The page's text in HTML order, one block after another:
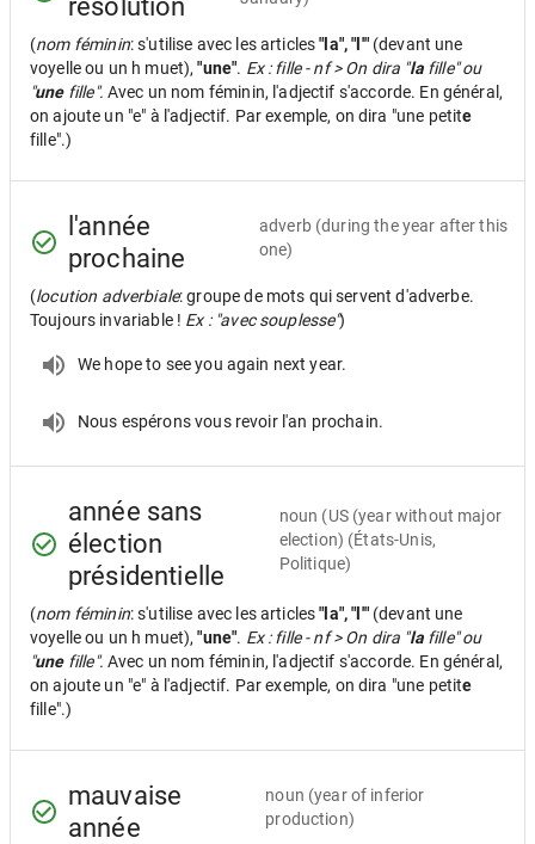
résolution
(nom féminin: s'utilise avec les articles"la", "l'" (devant une
voyelle ou un h muet),"une". Ex : fille - nf > On dira "lafille" ou
"unefille". Avec un nom féminin, l'adjectif s'accorde. En général,
on ajoute un "e" à l'adjectif. Par exemple, on dira "une petite
fille".)
l'année
prochaine
adverb (during the year after this
one)
(locution adverbiale: groupe de mots qui servent d'adverbe.
Toujours invariable ! Ex : "avec souplesse")
We hope to see you again next year.
Nous espérons vous revoir l'an prochain.
année sans
élection
présidentielle
noun (US (year without major
election) (États-Unis,
Politique)
(nom féminin: s'utilise avec les articles"la", "l'" (devant une
voyelle ou un h muet),"une". Ex : fille - nf > On dira "lafille" ou
"unefille". Avec un nom féminin, l'adjectif s'accorde. En général,
on ajoute un "e" à l'adjectif. Par exemple, on dira "une petite
fille".)
mauvaise
année
noun (year of inferior
production)